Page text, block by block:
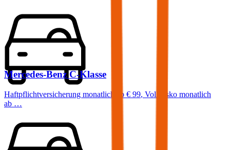
Mercedes-Benz C-Klasse
Haftpflichtversicherung monatlich ab € 99, Vollkasko monatlich
ab …